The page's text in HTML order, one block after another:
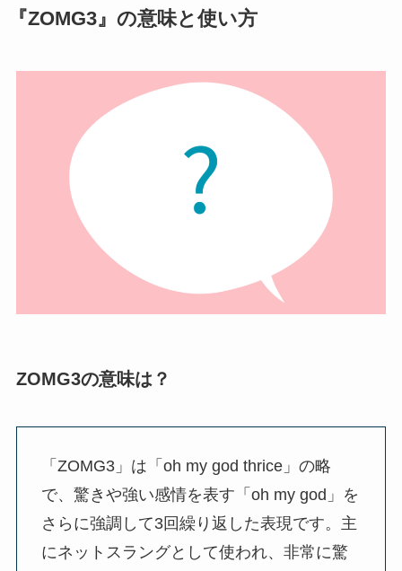
『ZOMG3』の意味と使い方
ZOMG3の意味は？
「ZOMG3」は「oh my god thrice」の略
で、驚きや強い感情を表す「oh my god」を
さらに強調して3回繰り返した表現です。主
にネットスラングとして使われ、非常に驚